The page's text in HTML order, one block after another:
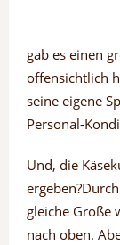
gab es einen
offensichtlich
seine eigene
Personal-
Und, die
gleiche Größe
nach oben.